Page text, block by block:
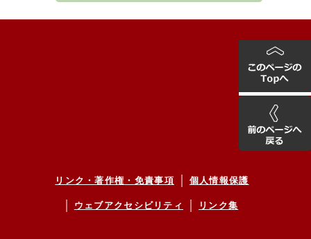
リンク・著作権・免責事項 個人情報保護
ウェブアクセシビリティ リンク集